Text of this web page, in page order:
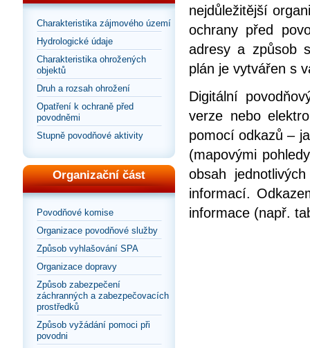
Charakteristika zájmového území
Hydrologické údaje
Charakteristika ohrožených
objektů
Druh a rozsah ohrožení
Opatření k ochraně před
povodněmi
Stupně povodňové aktivity
Organizační část
Povodňové komise
Organizace povodňové služby
Způsob vyhlašování SPA
Organizace dopravy
Způsob zabezpečení
záchranných a zabezpečovacích
prostředků
Způsob vyžádání pomoci při
povodni
nejdůležitější
ochrany před
adresy a způsob
plán je vytvářen s
Digitální
verze nebo
pomocí odkazů –
(mapovými
obsah
informací.
informace (např.